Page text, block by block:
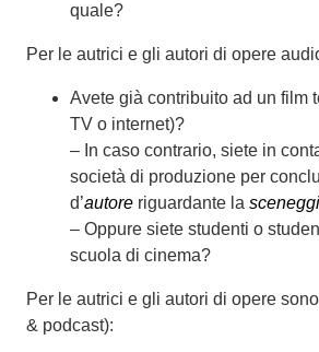
quale?
Per le autrici e gli autori di opere
Avete già contribuito ad un film
TV o internet)?
– In caso contrario, siete in
società di produzione per
d’autore riguardante la
– Oppure siete studenti o
scuola di cinema?
Per le autrici e gli autori di opere
& podcast):